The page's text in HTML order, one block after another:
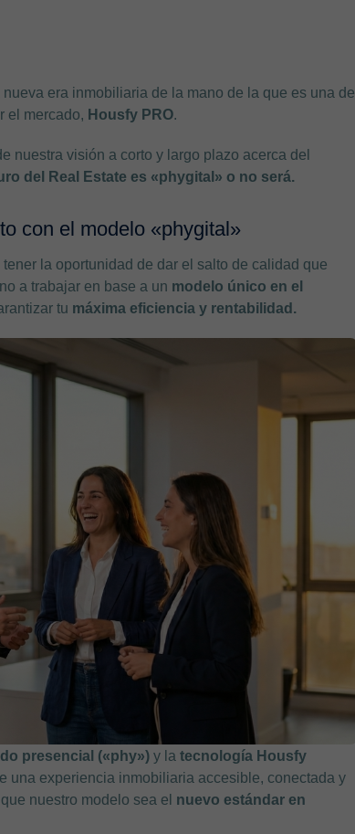
era inmobiliaria de la mano de la que es una de
el mercado, Housfy PRO.
nuestra visión a corto y largo plazo acerca del
del Real Estate es «phygital» o no será.
con el modelo «phygital»
tener la oportunidad de dar el salto de calidad que
a trabajar en base a un modelo único en el
tu máxima eficiencia y rentabilidad.
presencial («phy») y latecnología Housfy
una experiencia inmobiliaria accesible, conectada y
nuestro modelo sea el nuevo estándar en